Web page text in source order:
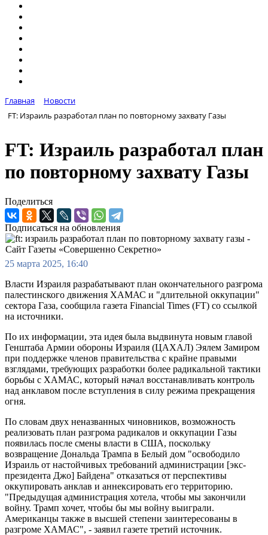
Главная
Новости
FT: Израиль разработал план по повторному захвату Газы
FT: Израиль разработал план
по повторному захвату Газы
Поделиться
Подписаться на обновления
25 марта 2025, 16:40
Власти Израиля разрабатывают план окончательного разгрома
палестинского движения ХАМАС и "длительной оккупации"
сектора Газа, сообщила газета Financial Times (FT) со ссылкой
на источники.
По их информации, эта идея была выдвинута новым главой
Генштаба Армии обороны Израиля (ЦАХАЛ) Эялем Замиром
при поддержке членов правительства с крайне правыми
взглядами, требующих разработки более радикальной тактики
борьбы с ХАМАС, который начал восстанавливать контроль
над анклавом после вступления в силу режима прекращения
огня.
По словам двух неназванных чиновников, возможность
реализовать план разгрома радикалов и оккупации Газы
появилась после смены власти в США, поскольку
возвращение Дональда Трампа в Белый дом "освободило
Израиль от настойчивых требований администрации [экс-
президента Джо] Байдена" отказаться от перспективы
оккупировать анклав и аннексировать его территорию.
"Предыдущая администрация хотела, чтобы мы закончили
войну. Трамп хочет, чтобы бы мы войну выиграли.
Американцы также в высшей степени заинтересованы в
разгроме ХАМАС", - заявил газете третий источник.